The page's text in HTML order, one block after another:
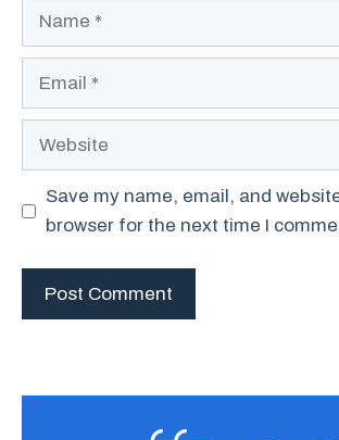
Website
Save my name, email, and
browser for the next time I